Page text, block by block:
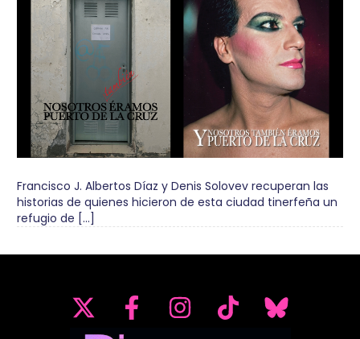
Francisco J. Albertos Díaz y Denis Solovev recuperan las
historias de quienes hicieron de esta ciudad tinerfeña un
refugio de […]